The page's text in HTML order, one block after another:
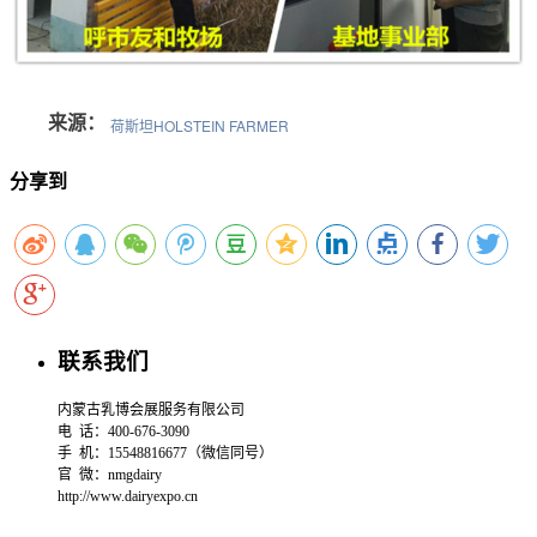
	来源：
荷斯坦HOLSTEIN FARMER
分享到
联系我们
内蒙古乳博会展服务有限公司
电 话：400-676-3090
手 机：15548816677（微信同号）
官 微： nmgdairy
http://www.dairyexpo.cn